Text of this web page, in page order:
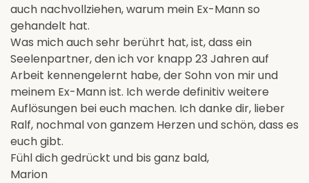
auch nachvollziehen, warum mein Ex-Mann so
gehandelt hat.
Was mich auch sehr berührt hat, ist, dass ein
Seelenpartner, den ich vor knapp 23 Jahren auf
Arbeit kennengelernt habe, der Sohn von mir und
meinem Ex-Mann ist. Ich werde definitiv weitere
Auflösungen bei euch machen. Ich danke dir, lieber
Ralf, nochmal von ganzem Herzen und schön, dass es
euch gibt.
Fühl dich gedrückt und bis ganz bald,
Marion